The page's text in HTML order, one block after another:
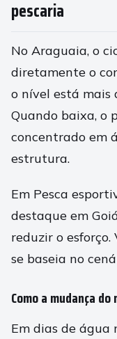
pescaria
No Araguaia, o
diretamente o
o nível está mais
Quando baixa, o
concentrado em
estrutura.
Em Pesca
destaque em
reduzir o
se baseia no
Como a mudança
Em dias de água